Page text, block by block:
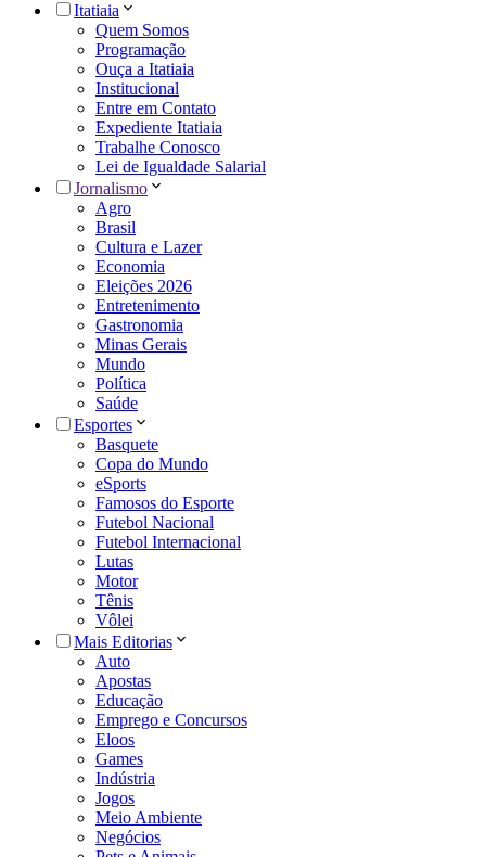
Itatiaia
Quem Somos
Programação
Ouça a Itatiaia
Institucional
Entre em Contato
Expediente Itatiaia
Trabalhe Conosco
Lei de Igualdade Salarial
Jornalismo
Agro
Brasil
Cultura e Lazer
Economia
Eleições 2026
Entretenimento
Gastronomia
Minas Gerais
Mundo
Política
Saúde
Esportes
Basquete
Copa do Mundo
eSports
Famosos do Esporte
Futebol Nacional
Futebol Internacional
Lutas
Motor
Tênis
Vôlei
Mais Editorias
Auto
Apostas
Educação
Emprego e Concursos
Eloos
Games
Indústria
Jogos
Meio Ambiente
Negócios